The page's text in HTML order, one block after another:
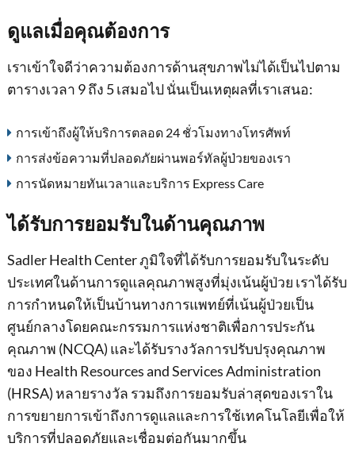
ดูแลเมื่อคุณต้องการ
เราเข้าใจดีว่าความต้องการด้านสุขภาพไม่ได้เป็นไปตาม
ตารางเวลา 9 ถึง 5 เสมอไป นั่นเป็นเหตุผลที่เราเสนอ:
การเข้าถึงผู้ให้บริการตลอด 24 ชั่วโมงทางโทรศัพท์
การส่งข้อความที่ปลอดภัยผ่านพอร์ทัลผู้ป่วยของเรา
การนัดหมายทันเวลาและบริการ Express Care
ได้รับการยอมรับในด้านคุณภาพ
Sadler Health Center ภูมิใจที่ได้รับการยอมรับในระดับ
ประเทศในด้านการดูแลคุณภาพสูงที่มุ่งเน้นผู้ป่วย เราได้รับ
การกําหนดให้เป็นบ้านทางการแพทย์ที่เน้นผู้ป่วยเป็น
ศูนย์กลางโดยคณะกรรมการแห่งชาติเพื่อการประกัน
คุณภาพ (NCQA) และได้รับรางวัลการปรับปรุงคุณภาพ
ของ Health Resources and Services Administration
(HRSA) หลายรางวัล รวมถึงการยอมรับล่าสุดของเราใน
การขยายการเข้าถึงการดูแลและการใช้เทคโนโลยีเพื่อให้
บริการที่ปลอดภัยและเชื่อมต่อกันมากขึ้น